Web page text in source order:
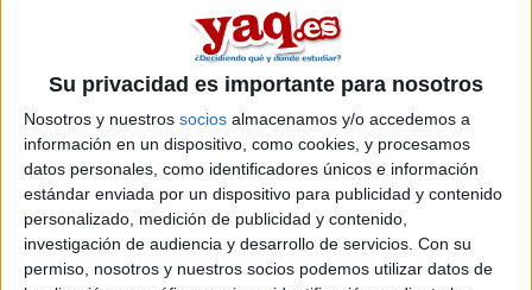
Su privacidad es importante para nosotros
Nosotros y nuestros socios almacenamos y/o accedemos a
información en un dispositivo, como cookies, y procesamos
datos personales, como identificadores únicos e información
estándar enviada por un dispositivo para publicidad y contenido
personalizado, medición de publicidad y contenido,
investigación de audiencia y desarrollo de servicios. Con su
permiso, nosotros y nuestros socios podemos utilizar datos de
máster en el area de teología.
ampliar tu búsqueda a toda España
másters en teología entre los que puedes elegir. Estos estudios
están asociados a la rama de Artes y humanidades.
Online |Santa Cruz de Tenerife
Máster Universitario
en Ciencias de las Religiones: Historia y
Sociedad
UNIVERSIDAD DE LA LAGUNA (Universidad Pública)
Tipo: Máster
Pídeles información ¡GRATIS!